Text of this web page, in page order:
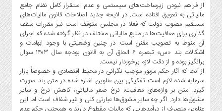
کشاورزی
و
صنایع
غذایی
سیاسی
و
بین
الملل
نگاه
از فراهم نبودن زیرساخت‌های سیستمی و عدم استقرار کامل نظام جامع
مالیاتی به تعویق افتاده است. در لایحه جدید اصلاحات قانون مالیات‌های
مستقیم مصوب دولت که فعلا در مجلس متوقف است نیز مقررات سقف
گذاری برای معافیت‌ها در منابع مالیاتی مختلف در نظر گرفته شده که اجرای
آن منوط به تصویب مقنن است. در چنین وضعیتی با وجود ابهامات و
اشکالات بند «س» تبصره ۶ الحاق آن به قانون بودجه سال ۱۴۰۳ سوال
برانگیز بوده و از دقت لازم برخوردار نیست.
از آنجا که آثار حکم مزبور موجب نگرانی در محیط اقتصادی و خصوصاً بازار
سرمایه شده لازم است تفکیکی بین عناوین اشاره شده در متن بند صورت
گیرد. متن بر واژه‌های معافیت، نرخ صفر مالیاتی، کاهش نرخ و سایر
مشوق‌ها دارد. اگر چه سایر مشوق‌ها عبارتی کلی و غیر شفاف است اما این